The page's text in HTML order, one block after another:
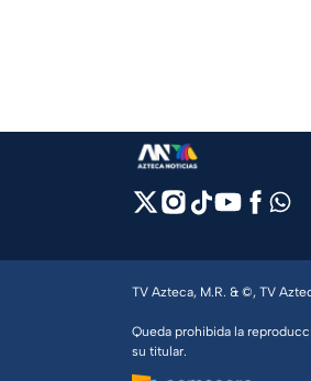
TV Azteca, M.R. & ©, TV
Queda prohibida la
su titular.